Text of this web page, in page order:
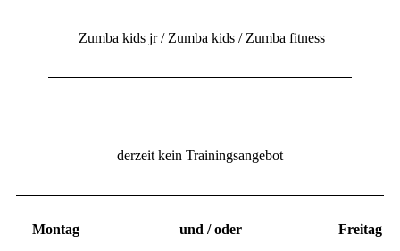
Zumba kids jr/ Zumba kids / Zumba fitness
derzeit kein Trainingsangebot
Montag und / oder Freitag